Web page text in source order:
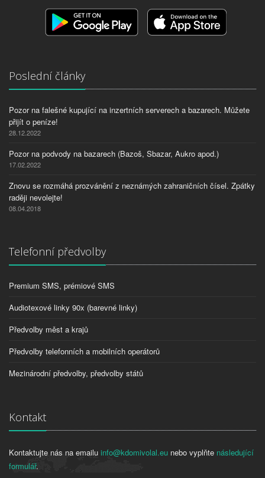
Poslední články
Pozor na falešné kupující na inzertních serverech a bazarech. Můžete
přijít o peníze!
28.12.2022
Pozor na podvody na bazarech (Bazoš, Sbazar, Aukro apod.)
17.02.2022
Znovu se rozmáhá prozvánění z neznámých zahraničních čísel. Zpátky
raději nevolejte!
08.04.2018
Telefonní předvolby
Premium SMS, prémiové SMS
Audiotexové linky 90x (barevné linky)
Předvolby měst a krajů
Předvolby telefonních a mobilních operátorů
Mezinárodní předvolby, předvolby států
Kontakt
Kontaktujte nás na emailu info@kdomivolal.eu nebo vyplňte následující
formulář.